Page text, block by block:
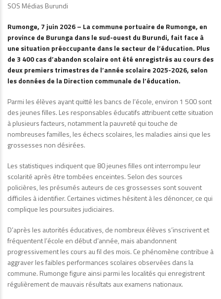
SOS Médias Burundi
Rumonge, 7 juin 2026 – La commune portuaire de Rumonge, en
province de Burunga dans le sud-ouest du Burundi, fait face à
une situation préoccupante dans le secteur de l’éducation. Plus
de 3 400 cas d’abandon scolaire ont été enregistrés au cours des
deux premiers trimestres de l’année scolaire 2025-2026, selon
les données de la Direction communale de l’éducation.
Parmi les élèves ayant quitté les bancs de l’école, environ 1 500 sont
des jeunes filles. Les responsables éducatifs attribuent cette situation
à plusieurs facteurs, notamment la pauvreté qui touche de
nombreuses familles, les échecs scolaires, les maladies ainsi que les
grossesses non désirées.
Les statistiques indiquent que 80 jeunes filles ont interrompu leur
scolarité après être tombées enceintes. Selon des sources
policières, les présumés auteurs de ces grossesses sont souvent
difficiles à identifier. Certaines victimes hésitent à les dénoncer, ce qui
complique les poursuites judiciaires.
D’après les autorités éducatives, de nombreux élèves s’inscrivent et
fréquentent l’école en début d’année, mais abandonnent
progressivement les cours au fil des mois. Ce phénomène contribue à
aggraver les faibles performances scolaires observées dans la
commune. Rumonge figure ainsi parmi les localités qui enregistrent
régulièrement de mauvais résultats aux examens nationaux.